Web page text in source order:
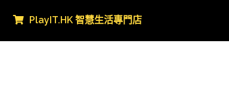
PlayIT.HK 智慧生活專門店